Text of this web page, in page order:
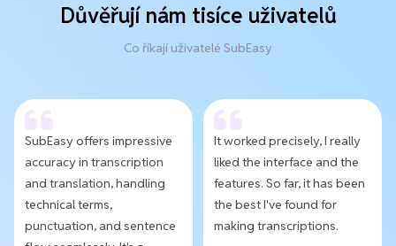
Důvěřují nám tisíce uživatelů
Co říkají uživatelé SubEasy
SubEasy offers impressive
accuracy in transcription
and translation, handling
technical terms,
punctuation, and sentence
It worked precisely, I really
liked the interface and the
features. So far, it has been
the best I've found for
making transcriptions.